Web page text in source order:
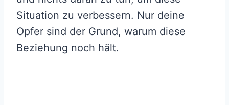
Situation zu verbessern. Nur deine
Opfer sind der Grund, warum diese
Beziehung noch hält.